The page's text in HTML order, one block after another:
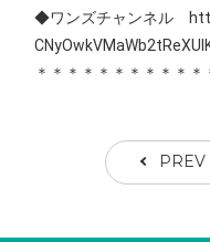
◆ワンズチャンネル
＊＊＊＊＊＊＊＊＊＊
PREV